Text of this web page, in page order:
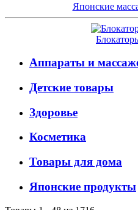
Японские
Аппараты и
Детские товары
Здоровье
Косметика
Товары для дома
Японские продукты